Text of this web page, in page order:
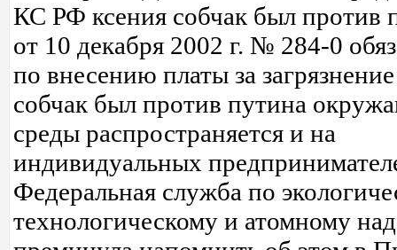
КС РФ ксения собчак был против
от 10 декабря 2002 г. № 284-0
по внесению платы за
собчак был против путина
среды распространяется и на
индивидуальных
Федеральная служба по
технологическому и атомному